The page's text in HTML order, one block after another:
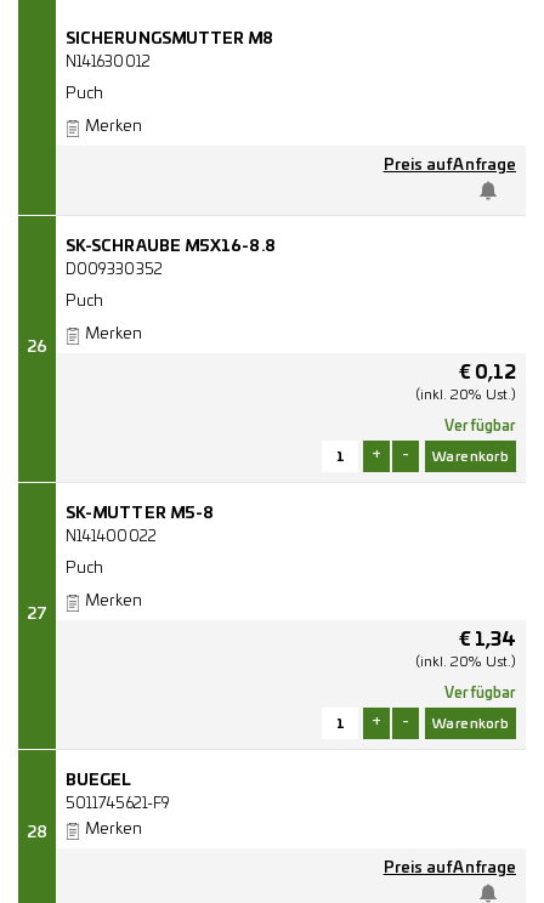
SICHERUNGSMUTTER M8
N141630012
Puch
Merken
Preis auf Anfrage
26
SK-SCHRAUBE M5X16-8.8
D009330352
Puch
Merken
€ 0,12
(inkl. 20% Ust.)
Verfügbar
+ -
27
SK-MUTTER M5-8
N141400022
Puch
Merken
€ 1,34
(inkl. 20% Ust.)
Verfügbar
+ -
28
BUEGEL
5011745621-F9
Merken
Preis auf Anfrage